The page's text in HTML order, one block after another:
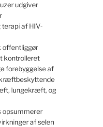
udgiver
af HIV-
offentliggør
kontrolleret
forebyggelse af
lungekræft, og
opsummerer
af selen